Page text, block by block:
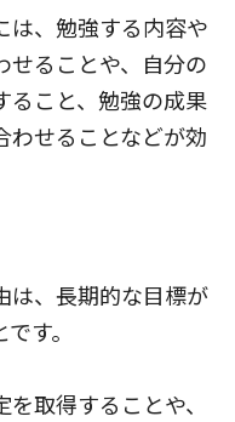
は、勉強する内容や
せることや、自分の
ること、勉強の成果
わせることなどが効
は、長期的な目標が
す。
取得することや、